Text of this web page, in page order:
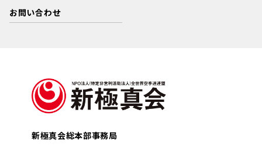
お問い合わせ
新極真会総本部事務局